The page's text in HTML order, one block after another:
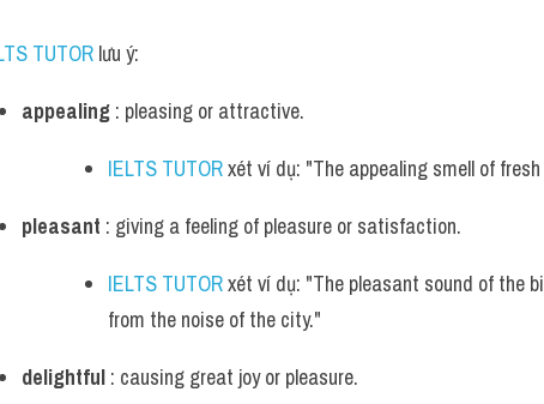
TUTOR lưu ý:
appealing : pleasing or attractive.
IELTS TUTOR xét ví dụ: "The appealing smell of
pleasant : giving a feeling of pleasure or satisfaction.
IELTS TUTOR xét ví dụ: "The pleasant sound of the
from the noise of the city."
delightful : causing great joy or pleasure.